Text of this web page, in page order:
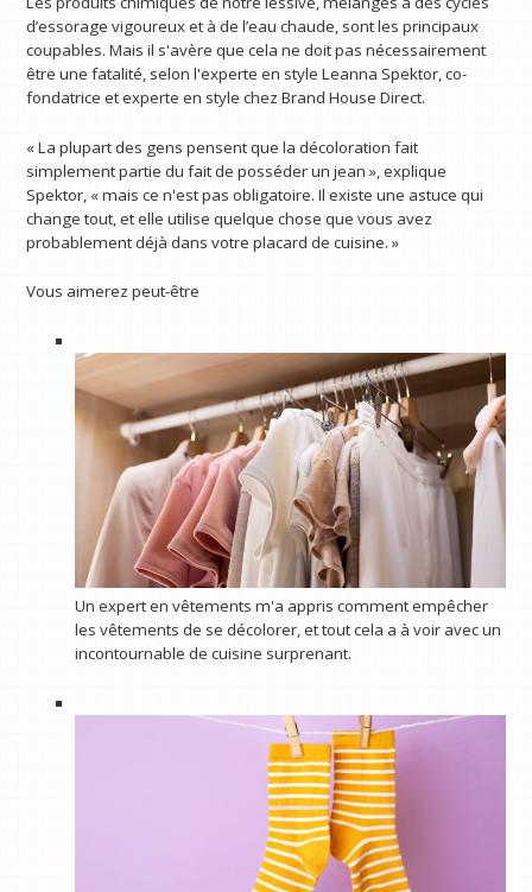
d’essorage vigoureux et à de l’eau chaude, sont les principaux
coupables. Mais il s'avère que cela ne doit pas nécessairement
être une fatalité, selon l'experte en style Leanna Spektor, co-
fondatrice et experte en style chez Brand House Direct.
« La plupart des gens pensent que la décoloration fait
simplement partie du fait de posséder un jean », explique
Spektor, « mais ce n'est pas obligatoire. Il existe une astuce qui
change tout, et elle utilise quelque chose que vous avez
probablement déjà dans votre placard de cuisine. »
Vous aimerez peut-être
Un expert en vêtements m'a appris comment empêcher
les vêtements de se décolorer, et tout cela a à voir avec un
incontournable de cuisine surprenant.